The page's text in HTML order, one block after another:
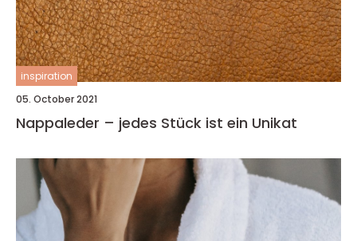
inspiration
05. October 2021
Nappaleder – jedes Stück ist ein Unikat